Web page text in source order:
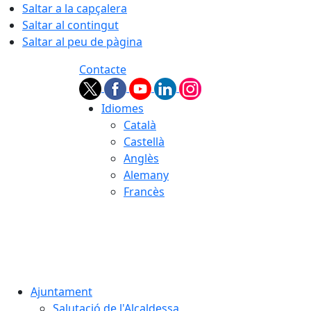
Saltar a la capçalera
Saltar al contingut
Saltar al peu de pàgina
Contacte
Idiomes
Català
Castellà
Anglès
Alemany
Francès
Ajuntament